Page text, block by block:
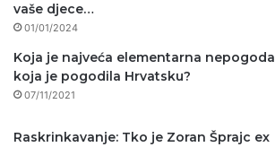
vaše djece…
01/01/2024
Koja je najveća elementarna nepogoda
koja je pogodila Hrvatsku?
07/11/2021
Raskrinkavanje: Tko je Zoran Šprajc ex